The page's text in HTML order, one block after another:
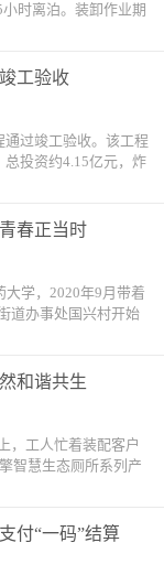
时离泊。装卸作业期
工验收
过竣工验收。该工程
投资约4.15亿元，炸
春正当时
学，2020年9月带着
道办事处国兴村开始
和谐共生
，工人忙着装配客户
智慧生态厕所系列产
付“一码”结算